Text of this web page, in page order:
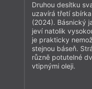
Druhou desítku
uzavírá třetí
(2024). Básnický
jeví natolik
je prakticky
stejnou báseň.
různě potutelné
vtipnými oleji.